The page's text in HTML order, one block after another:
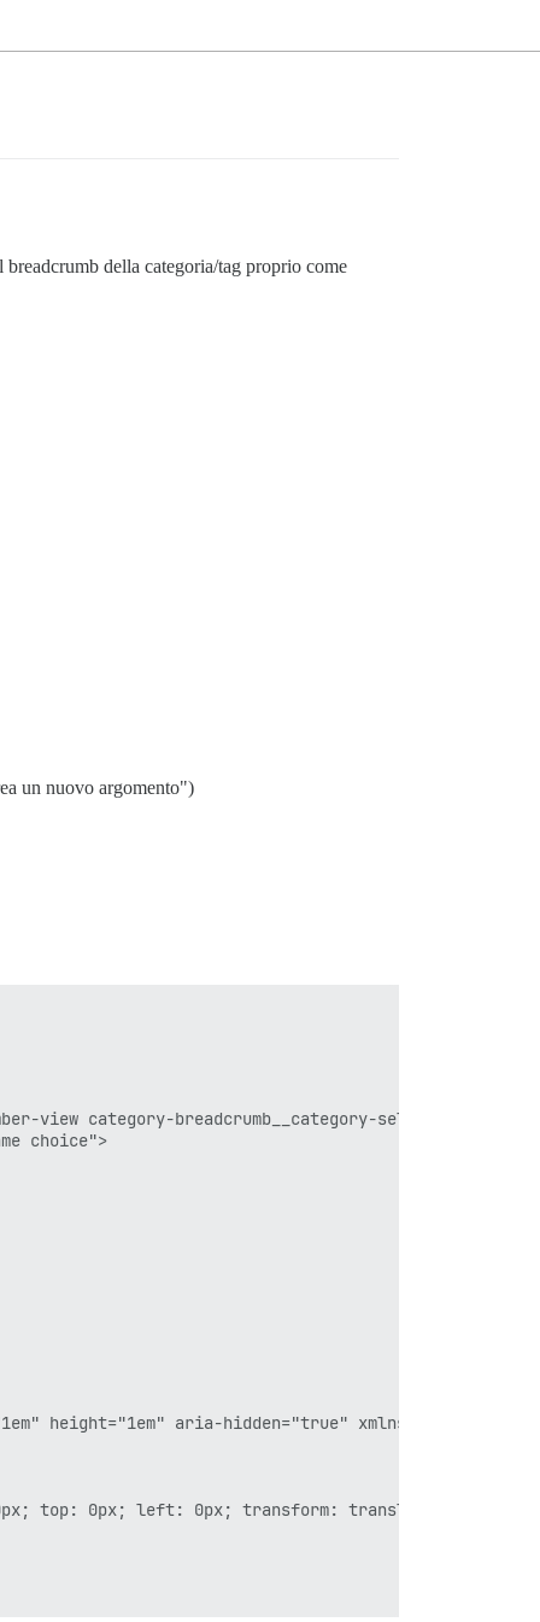
della categoria/tag proprio come
un nuovo argomento")
view category-breadcrumb__category-selector">
choice">
height="1em" aria-hidden="true" xmlns="http://
top: 0px; left: 0px; transform: translate(10px,